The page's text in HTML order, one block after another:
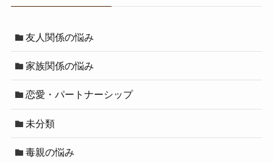
友人関係の悩み
家族関係の悩み
恋愛・パートナーシップ
未分類
毒親の悩み